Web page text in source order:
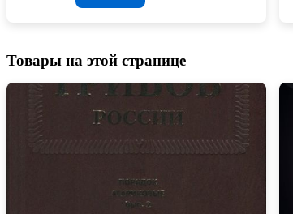
Товары на этой странице